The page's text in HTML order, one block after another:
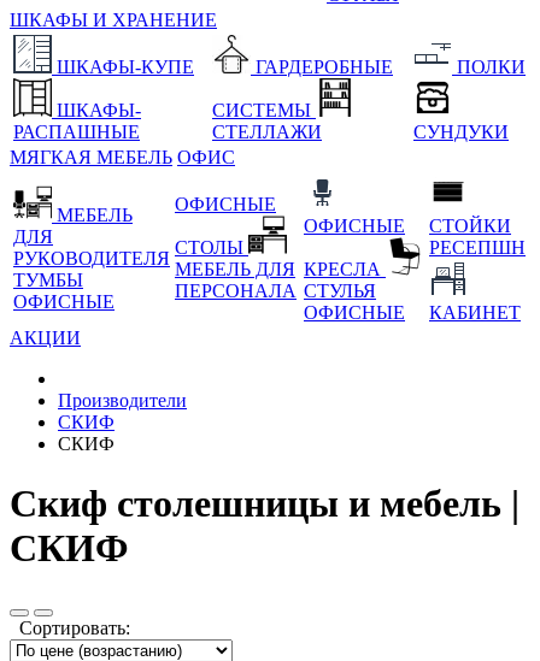
ШКАФЫ И ХРАНЕНИЕ
ШКАФЫ-КУПЕ
ШКАФЫ-
РАСПАШНЫЕ
ГАРДЕРОБНЫЕ
СИСТЕМЫ
СТЕЛЛАЖИ
ПОЛКИ
СУНДУКИ
МЯГКАЯ МЕБЕЛЬ ОФИС
МЕБЕЛЬ
ДЛЯ
РУКОВОДИТЕЛЯ
ТУМБЫ
ОФИСНЫЕ
ОФИСНЫЕ
СТОЛЫ
МЕБЕЛЬ ДЛЯ
ПЕРСОНАЛА
ОФИСНЫЕ
КРЕСЛА
СТУЛЬЯ
ОФИСНЫЕ
СТОЙКИ
РЕСЕПШН
КАБИНЕТ
АКЦИИ
Производители
СКИФ
СКИФ
Скиф столешницы и мебель |
СКИФ
Сортировать: